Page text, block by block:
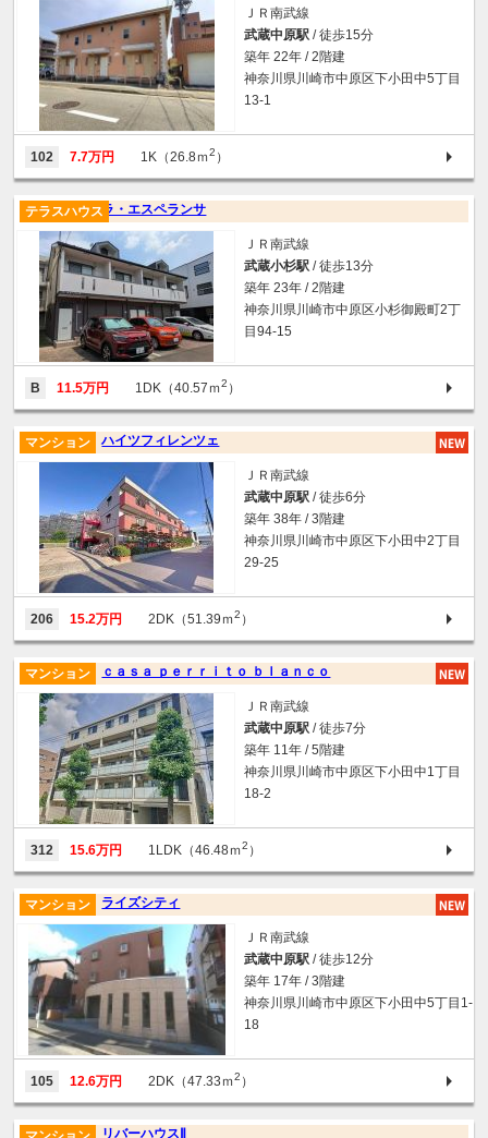
ＪＲ南武線
武蔵中原駅 / 徒歩15分
築年 22年 / 2階建
神奈川県川崎市中原区下小田中5丁目
13-1
102 7.7万円 1K（26.8ｍ2 ）
ラ・エスペランサ
テラスハウス
ＪＲ南武線
武蔵小杉駅 / 徒歩13分
築年 23年 / 2階建
神奈川県川崎市中原区小杉御殿町2丁
目94-15
B 11.5万円 1DK（40.57ｍ2 ）
ハイツフィレンツェ
マンション
ＪＲ南武線
武蔵中原駅 / 徒歩6分
築年 38年 / 3階建
神奈川県川崎市中原区下小田中2丁目
29-25
206 15.2万円 2DK（51.39ｍ2 ）
ｃａｓａ ｐｅｒｒｉｔｏ ｂｌａｎｃｏ
マンション
ＪＲ南武線
武蔵中原駅 / 徒歩7分
築年 11年 / 5階建
神奈川県川崎市中原区下小田中1丁目
18-2
312 15.6万円 1LDK（46.48ｍ2 ）
ライズシティ
マンション
ＪＲ南武線
武蔵中原駅 / 徒歩12分
築年 17年 / 3階建
神奈川県川崎市中原区下小田中5丁目1-
18
105 12.6万円 2DK（47.33ｍ2 ）
リバーハウスⅡ